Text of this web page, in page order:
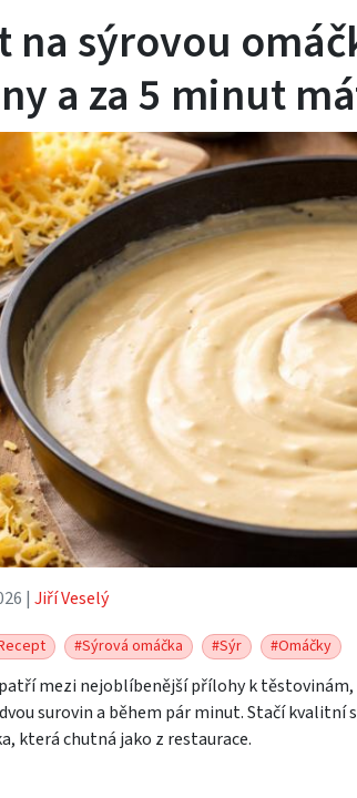
na sýrovou
a za 5 minut
| Jiří Veselý
#Sýrová omáčka #Sýr #Omáčky
mezi nejoblíbenější přílohy k těstovinám,
surovin a během pár minut. Stačí kvalitní
která chutná jako z restaurace.